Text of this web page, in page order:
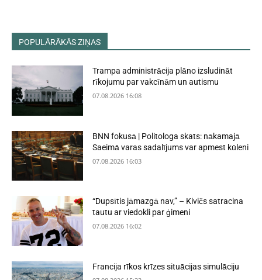
POPULĀRĀKĀS ZIŅAS
Trampa administrācija plāno izsludināt
rīkojumu par vakcīnām un autismu
07.08.2026 16:08
BNN fokusā | Politologa skats: nākamajā
Saeimā varas sadalījums var apmest kūleni
07.08.2026 16:03
“Dupsītis jāmazgā nav,” – Kivičs satracina
tautu ar viedokli par ģimeni
07.08.2026 16:02
Francija rīkos krīzes situācijas simulāciju